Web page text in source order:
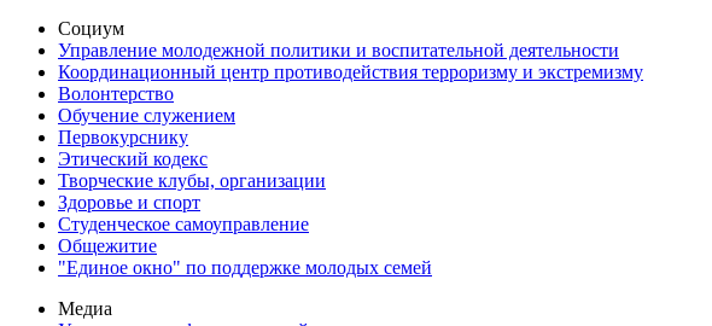
Социум
Управление молодежной политики и воспитательной деятельности
Координационный центр противодействия терроризму и экстремизму
Волонтерство
Обучение служением
Первокурснику
Этический кодекс
Творческие клубы, организации
Здоровье и спорт
Студенческое самоуправление
Общежитие
"Единое окно" по поддержке молодых семей
Медиа